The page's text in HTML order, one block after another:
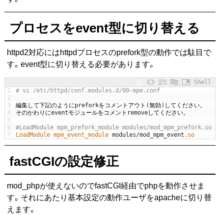
プロセスをevent型に切り替える
httpd2対応にはhttpdプロセスのprefork型の動作では駄目で
す。event型に切り替える必要があります。
Shell
1
2
3
4
5
6
7
# vi /etc/httpd/conf.modules.d/00-mpm.conf
編集して下記のようにpreforkをコメントアウト (無効) してください。
そのかわりにeventモジュールをコメント removeしてください。
#LoadModule mpm_prefork_module modules/mod_mpm_prefork.so
LoadModule mpm_event_module modules/mod_mpm_event .so
fastCGIの設定修正
mod_phpが使えないのでfastCGI経由でphpを動作させま
す。それにあたり基本設定の動作ユーザをapacheに切り替
えます。